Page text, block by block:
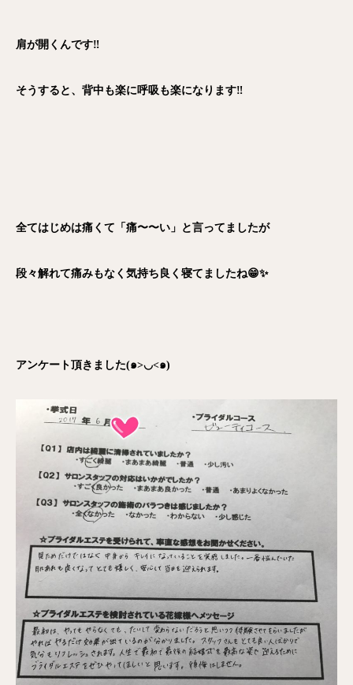
肩が開くんです‼️
そうすると、背中も楽に呼吸も楽になります‼️
全てはじめは痛くて「痛〜〜い」と言ってましたが
段々解れて痛みもなく気持ち良く寝てましたね😁✨
アンケート頂きました(๑>◡<๑)